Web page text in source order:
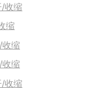
/收缩
缩
收缩
收缩
/收缩